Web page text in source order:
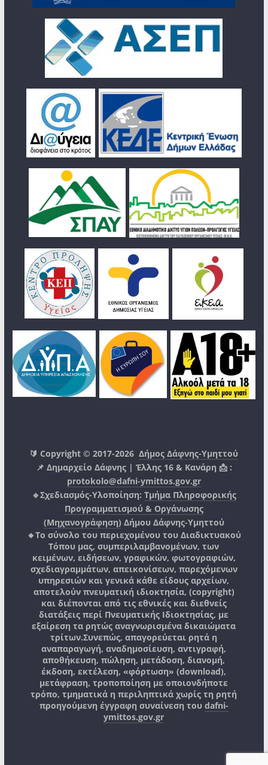
🔰 Copyright © 2017-2026Δήμος Δάφνης-Υμηττού
📌 Δημαρχείο Δάφνης | Έλλης 16 & Κανάρη 📩 :
protokolo@dafni-ymittos.gov.gr
🔹Σχεδιασμός-Υλοποίηση: Τμήμα Πληροφορικής
Προγραμματισμού & Οργάνωσης
(Μηχανογράφηση) Δήμου Δάφνης-Υμηττού
🔸Το σύνολο του περιεχομένου του Διαδικτυακού
Τόπου μας, συμπεριλαμβανομένων, των
κειμένων, ειδήσεων, γραφικών, φωτογραφιών,
σχεδιαγραμμάτων, απεικονίσεων, παρεχόμενων
υπηρεσιών και γενικά κάθε είδους αρχείων,
αποτελούν πνευματική ιδιοκτησία, (copyright)
και διέπονται από τις εθνικές και διεθνείς
διατάξεις περί Πνευματικής Ιδιοκτησίας, με
εξαίρεση τα ρητώς αναγνωρισμένα δικαιώματα
τρίτων.Συνεπώς, απαγορεύεται ρητά η
αναπαραγωγή, αναδημοσίευση, αντιγραφή,
αποθήκευση, πώληση, μετάδοση, διανομή,
έκδοση, εκτέλεση, «φόρτωση» (download),
μετάφραση, τροποποίηση με οποιονδήποτε
τρόπο, τμηματικά η περιληπτικά χωρίς τη ρητή
προηγούμενη έγγραφη συναίνεση του dafni-
ymittos.gov.gr